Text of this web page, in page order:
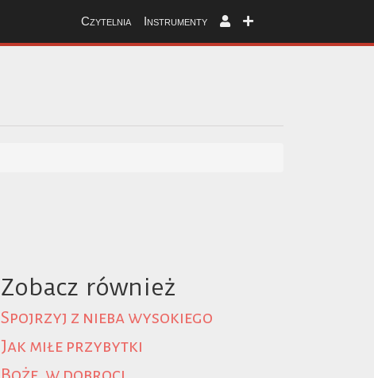
Czytelnia Instrumenty
Zobacz również
Spojrzyj z nieba wysokiego
Jak miłe przybytki